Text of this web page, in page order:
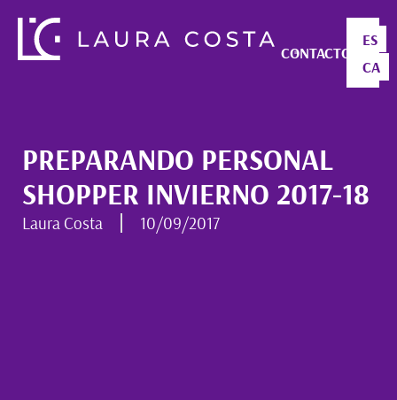
CONTACTO
ES
CA
PREPARANDO PERSONAL
SHOPPER INVIERNO 2017-18
Laura Costa 10/09/2017